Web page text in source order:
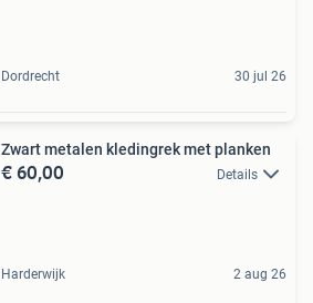
Dordrecht 30 jul 26
Zwart metalen kledingrek met planken
€ 60,00 Details
Harderwijk 2 aug 26